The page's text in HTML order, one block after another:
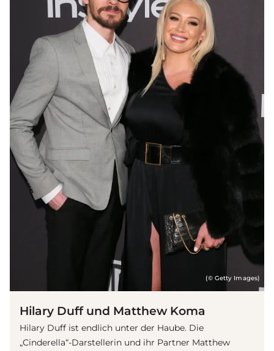
(© Getty Images)
Hilary Duff und Matthew Koma
Hilary Duff ist endlich unter der Haube. Die
„Cinderella“-Darstellerin und ihr Partner Matthew